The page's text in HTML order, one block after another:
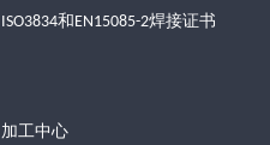
ISO3834和EN15085-2焊接证书
加工中心